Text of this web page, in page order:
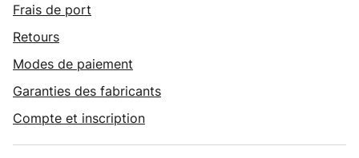
Frais de port
Retours
Modes de paiement
Garanties des fabricants
Compte et inscription